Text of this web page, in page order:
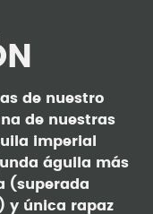
de nuestro
de nuestras
imperial
águila más
(superada
y única rapaz